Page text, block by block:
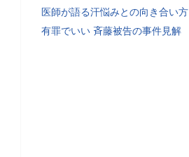
医師が語る汗悩みとの向き合い方
有罪でいい 斉藤被告の事件見解